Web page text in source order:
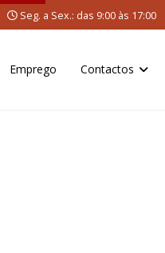
Seg. a Sex.: das 9:00 às 17:00
Emprego Contactos